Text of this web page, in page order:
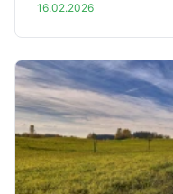
16.02.2026